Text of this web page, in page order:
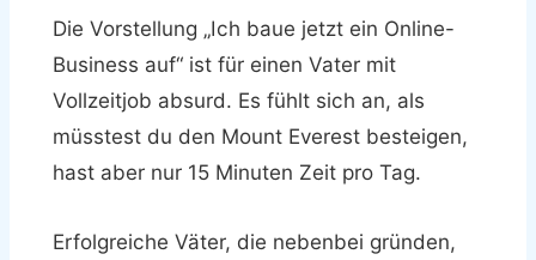
Die Vorstellung „Ich baue jetzt ein Online-
Business auf“ ist für einen Vater mit
Vollzeitjob absurd. Es fühlt sich an, als
müsstest du den Mount Everest besteigen,
hast aber nur 15 Minuten Zeit pro Tag.
Erfolgreiche Väter, die nebenbei gründen,